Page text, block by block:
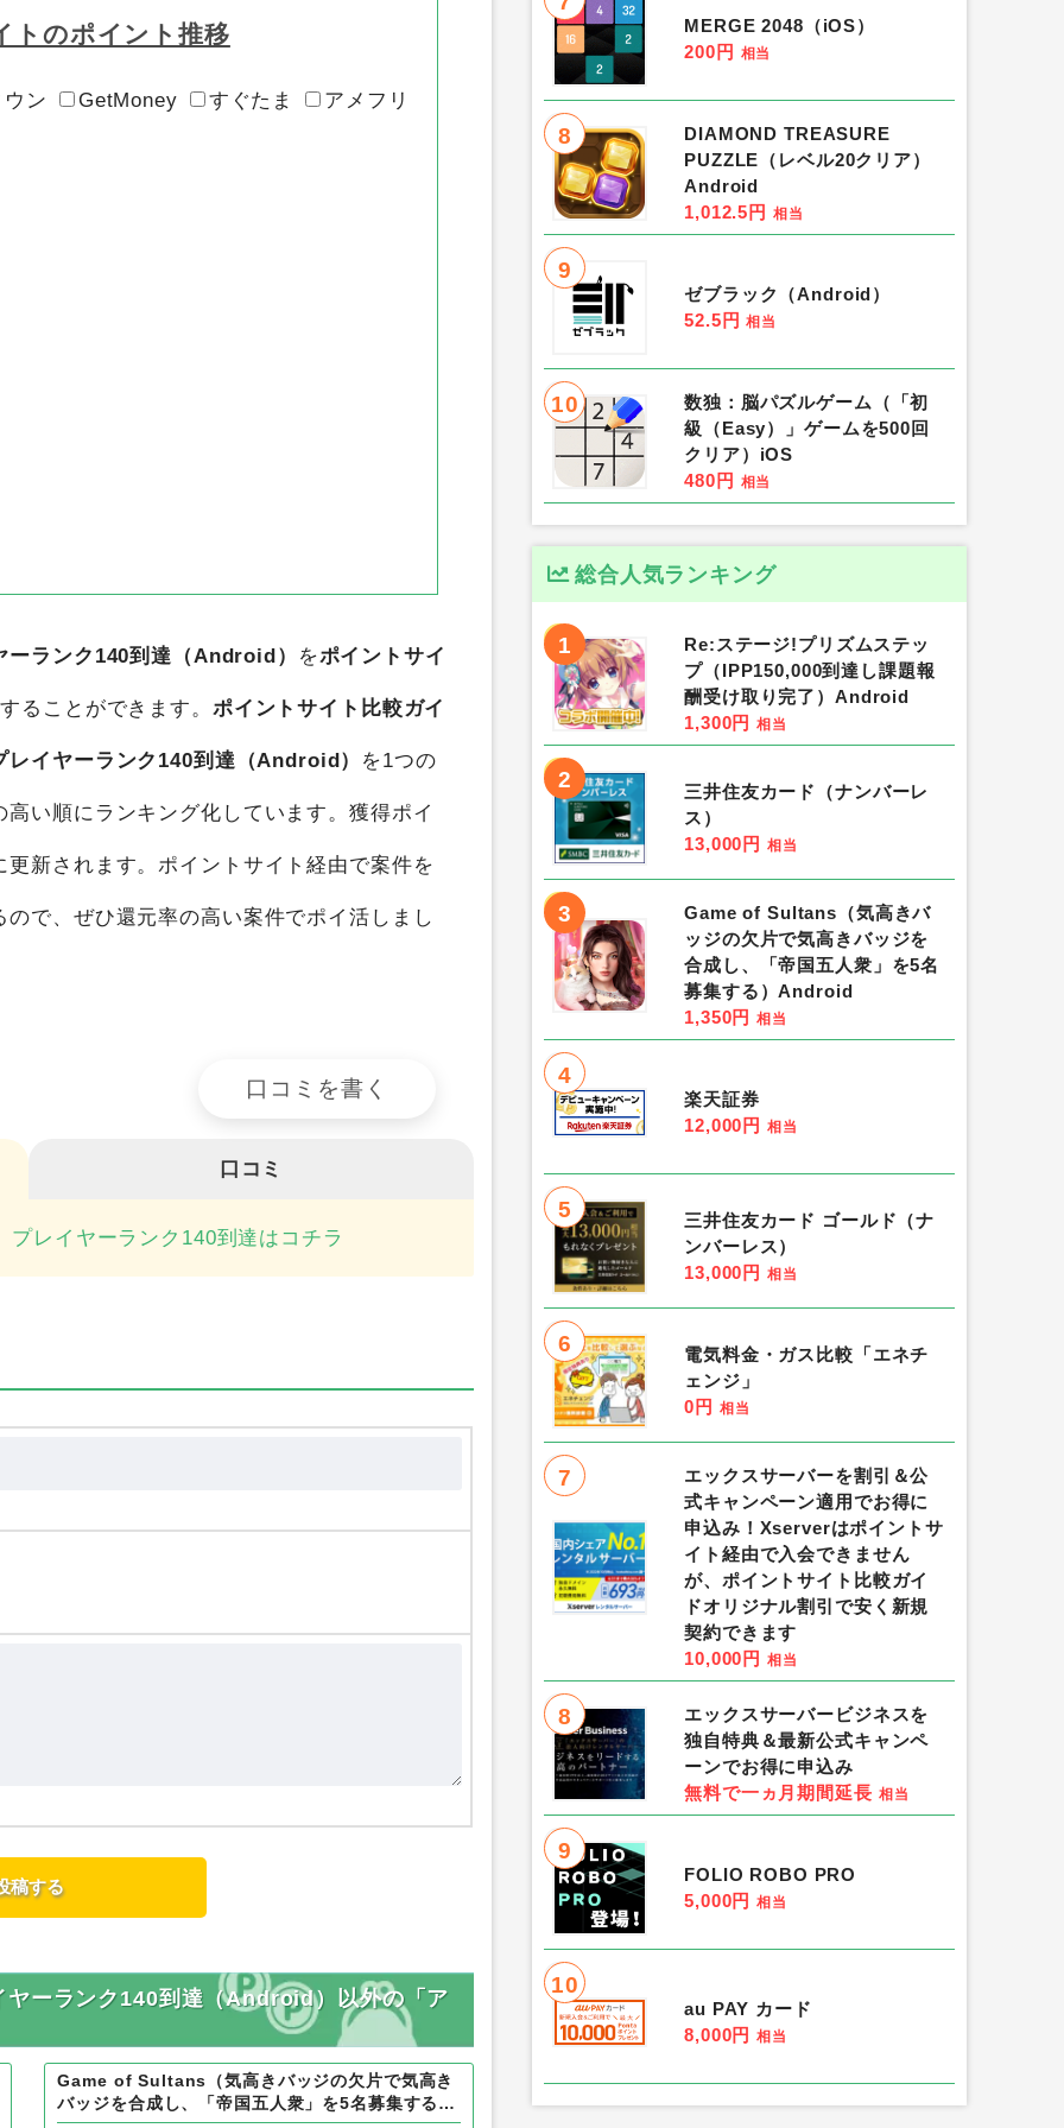
トのポイント推移
ン GetMoney すぐたま アメフリ
ランク140到達（Android） をポイントサイ
ることができます。 ポイントサイト比較ガイ
イヤーランク140到達（Android） を1つの
い順にランキング化しています。獲得ポイ
新されます。ポイントサイト経由で案件を
で、ぜひ還元率の高い案件でポイ活しまし
口コミを書く
口コミ
レイヤーランク140到達はコチラ
ーランク140到達（Android）以外の「ア
Game of Sultans（気高きバッジの欠片で気高き
バッジを合成し、「帝国五人衆」を5名募集する）
MERGE 2048（iOS）
200円 相当
8
DIAMOND TREASURE
PUZZLE（レベル20クリア）
Android
1,012.5円 相当
9
ゼブラック（Android）
52.5円 相当
10
数独：脳パズルゲーム（「初
級（Easy）」ゲームを500回
クリア）iOS
480円 相当
総合人気ランキング
1
Re:ステージ!プリズムステッ
プ（IPP150,000到達し課題報
酬受け取り完了）Android
1,300円 相当
2
三井住友カード（ナンバーレ
ス）
13,000円 相当
3
Game of Sultans（気高きバ
ッジの欠片で気高きバッジを
合成し、「帝国五人衆」を5名
募集する）Android
1,350円 相当
4
楽天証券
12,000円 相当
5
三井住友カード ゴールド（ナ
ンバーレス）
13,000円 相当
6
電気料金・ガス比較「エネチ
ェンジ」
0円 相当
7
エックスサーバーを割引＆公
式キャンペーン適用でお得に
申込み！Xserverはポイントサ
イト経由で入会できません
が、ポイントサイト比較ガイ
ドオリジナル割引で安く新規
契約できます
10,000円 相当
8
エックスサーバービジネスを
独自特典＆最新公式キャンペ
ーンでお得に申込み
無料で一ヵ月期間延長 相当
9
FOLIO ROBO PRO
5,000円 相当
10
au PAY カード
8,000円 相当